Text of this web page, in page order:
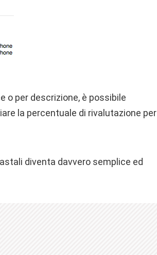
o per descrizione, è possibile
la percentuale di rivalutazione per
diventa davvero semplice ed